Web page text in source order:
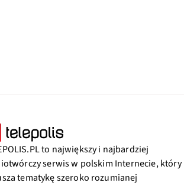
to największy i najbardziej
serwis w polskim Internecie, który
tematykę szeroko rozumianej